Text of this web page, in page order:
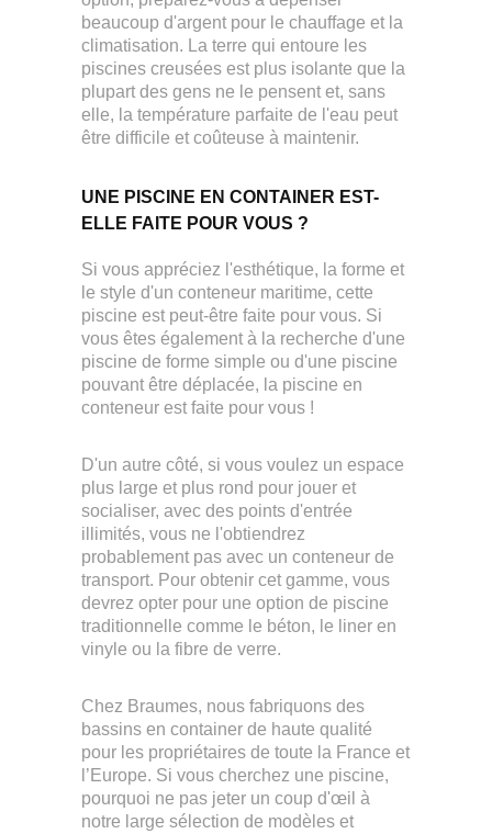
beaucoup d'argent pour le chauffage et la
climatisation. La terre qui entoure les
piscines creusées est plus isolante que la
plupart des gens ne le pensent et, sans
elle, la température parfaite de l'eau peut
être difficile et coûteuse à maintenir.
UNE PISCINE EN CONTAINER EST-
ELLE FAITE POUR VOUS ?
Si vous appréciez l'esthétique, la forme et
le style d'un conteneur maritime, cette
piscine est peut-être faite pour vous. Si
vous êtes également à la recherche d'une
piscine de forme simple ou d'une piscine
pouvant être déplacée, la piscine en
conteneur est faite pour vous !
D'un autre côté, si vous voulez un espace
plus large et plus rond pour jouer et
socialiser, avec des points d'entrée
illimités, vous ne l'obtiendrez
probablement pas avec un conteneur de
transport. Pour obtenir cet gamme, vous
devrez opter pour une option de piscine
traditionnelle comme le béton, le liner en
vinyle ou la fibre de verre.
Chez Braumes, nous fabriquons des
bassins en container de haute qualité
pour les propriétaires de toute la France et
l’Europe. Si vous cherchez une piscine,
pourquoi ne pas jeter un coup d'œil à
notre large sélection de modèles et